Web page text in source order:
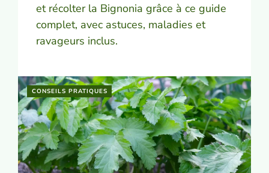
et récolter la Bignonia grâce à ce guide
complet, avec astuces, maladies et
ravageurs inclus.
CONSEILS PRATIQUES